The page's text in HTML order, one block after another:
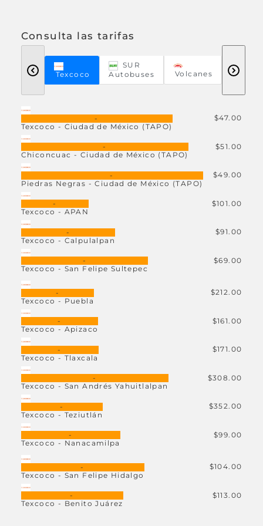
Consulta las tarifas
Texcoco
SUR
Autobuses
Volcanes
-
Texcoco - Ciudad de México (TAPO)
$47.00
-
Chiconcuac - Ciudad de México (TAPO)
$51.00
-
Piedras Negras - Ciudad de México (TAPO)
$49.00
-
Texcoco - APAN
$101.00
-
Texcoco - Calpulalpan
$91.00
-
Texcoco - San Felipe Sultepec
$69.00
-
Texcoco - Puebla
$212.00
-
Texcoco - Apizaco
$161.00
-
Texcoco - Tlaxcala
$171.00
-
Texcoco - San Andrés Yahuitlalpan
$308.00
-
Texcoco - Teziutlán
$352.00
-
Texcoco - Nanacamilpa
$99.00
-
Texcoco - San Felipe Hidalgo
$104.00
-
Texcoco - Benito Juárez
$113.00